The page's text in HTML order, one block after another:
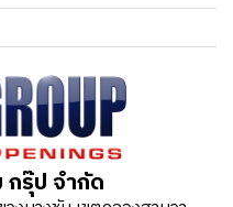
กรุ๊ป จำกัด